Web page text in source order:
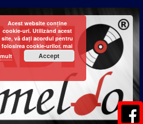
Acest website conține
cookie-uri. Utilizând acest
site, vă dați acordul pentru
folosirea cookie-urilor. mai
mult
Accept